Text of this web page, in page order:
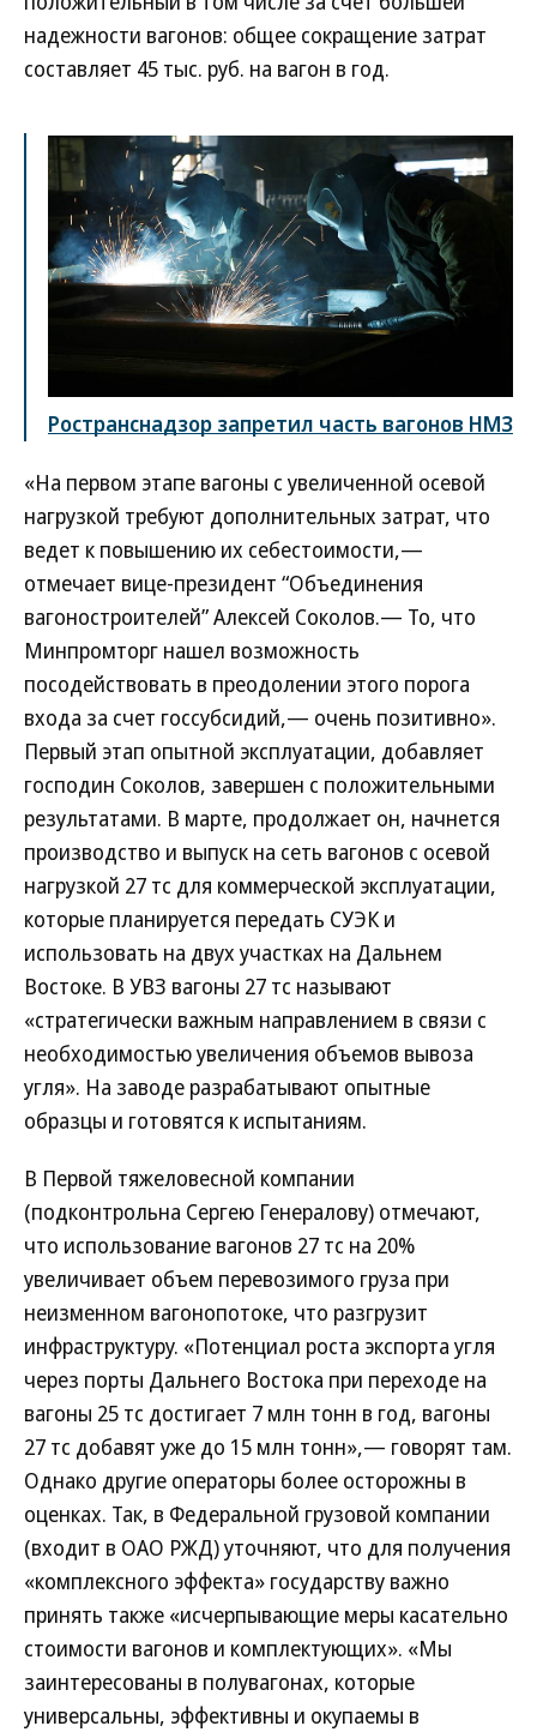
надежности вагонов: общее сокращение затрат
составляет 45 тыс. руб. на вагон в год.
Ространснадзор запретил часть вагонов НМЗ
«На первом этапе вагоны с увеличенной осевой
нагрузкой требуют дополнительных затрат, что
ведет к повышению их себестоимости,—
отмечает вице-президент “Объединения
вагоностроителей” Алексей Соколов.— То, что
Минпромторг нашел возможность
посодействовать в преодолении этого порога
входа за счет госсубсидий,— очень позитивно».
Первый этап опытной эксплуатации, добавляет
господин Соколов, завершен с положительными
результатами. В марте, продолжает он, начнется
производство и выпуск на сеть вагонов с осевой
нагрузкой 27 тс для коммерческой эксплуатации,
которые планируется передать СУЭК и
использовать на двух участках на Дальнем
Востоке. В УВЗ вагоны 27 тс называют
«стратегически важным направлением в связи с
необходимостью увеличения объемов вывоза
угля». На заводе разрабатывают опытные
образцы и готовятся к испытаниям.
В Первой тяжеловесной компании
(подконтрольна Сергею Генералову) отмечают,
что использование вагонов 27 тс на 20%
увеличивает объем перевозимого груза при
неизменном вагонопотоке, что разгрузит
инфраструктуру. «Потенциал роста экспорта угля
через порты Дальнего Востока при переходе на
вагоны 25 тс достигает 7 млн тонн в год, вагоны
27 тс добавят уже до 15 млн тонн»,— говорят там.
Однако другие операторы более осторожны в
оценках. Так, в Федеральной грузовой компании
(входит в ОАО РЖД) уточняют, что для получения
«комплексного эффекта» государству важно
принять также «исчерпывающие меры касательно
стоимости вагонов и комплектующих». «Мы
заинтересованы в полувагонах, которые
универсальны, эффективны и окупаемы в